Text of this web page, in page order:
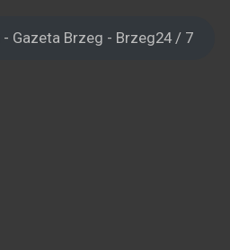
Gazeta Brzeg - Brzeg24 / 7